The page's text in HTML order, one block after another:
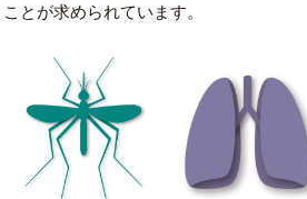
ことが求められています。